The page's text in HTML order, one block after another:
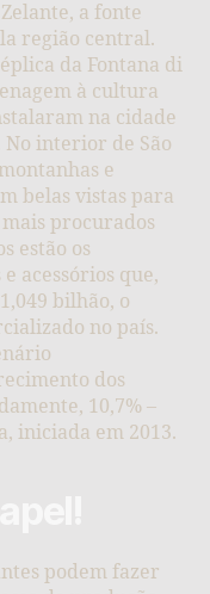
a fonte
região central.
da Fontana di
à cultura
na cidade
No interior de São
e
belas vistas para
procurados
estão os
acessórios que,
bilhão, o
no país.
dos
10,7% –
iniciada em 2013.
podem fazer